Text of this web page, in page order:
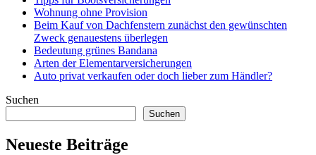
Wohnung ohne Provision
Beim Kauf von Dachfenstern zunächst den gewünschten
Zweck genauestens überlegen
Bedeutung grünes Bandana
Arten der Elementarversicherungen
Auto privat verkaufen oder doch lieber zum Händler?
Suchen
Suchen
Neueste Beiträge